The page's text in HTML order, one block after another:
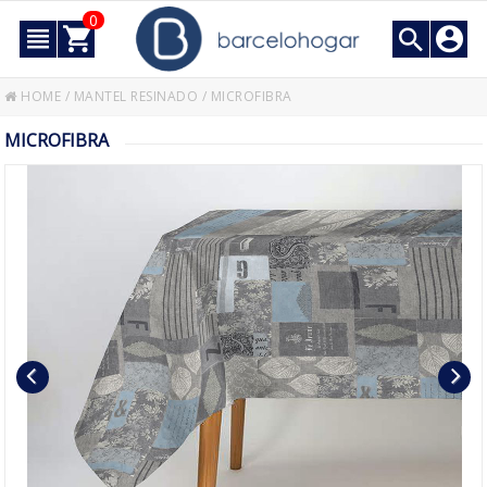
0
HOME / MANTEL RESINADO / MICROFIBRA
MICROFIBRA